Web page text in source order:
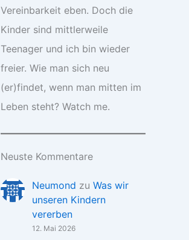
Vereinbarkeit eben. Doch die
Kinder sind mittlerweile
Teenager und ich bin wieder
freier. Wie man sich neu
(er)findet, wenn man mitten im
Leben steht? Watch me.
Neuste Kommentare
Neumond zu Was wir
unseren Kindern
vererben
12. Mai 2026